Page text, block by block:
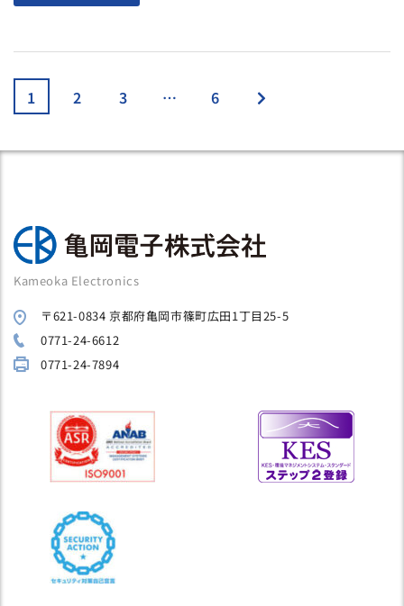
1 2 3 … 6
Kameoka Electronics
〒621-0834 京都府亀岡市篠町広田1丁目25-5
0771-24-6612
0771-24-7894